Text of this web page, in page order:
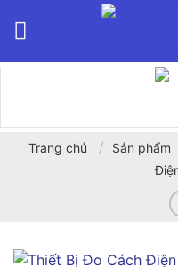
Trang chủ / Sản phẩm